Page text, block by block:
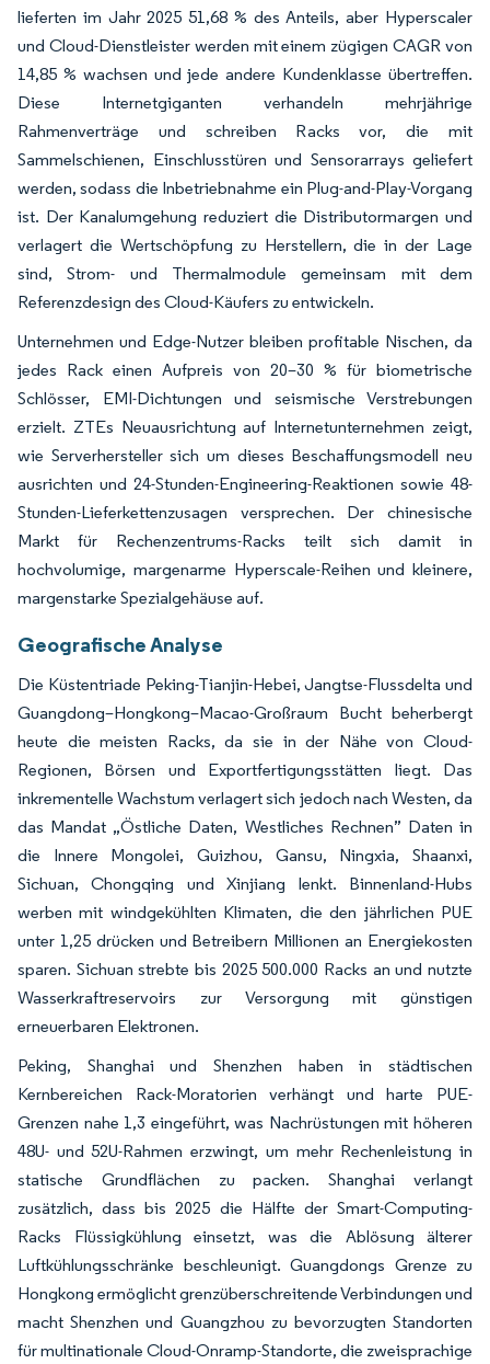
lieferten im Jahr 2025 51,68 % des Anteils, aber Hyperscaler
und Cloud-Dienstleister werden mit einem zügigen CAGR von
14,85 % wachsen und jede andere Kundenklasse übertreffen.
Diese Internetgiganten verhandeln mehrjährige
Rahmenverträge und schreiben Racks vor, die mit
Sammelschienen, Einschlusstüren und Sensorarrays geliefert
werden, sodass die Inbetriebnahme ein Plug-and-Play-Vorgang
ist. Der Kanalumgehung reduziert die Distributormargen und
verlagert die Wertschöpfung zu Herstellern, die in der Lage
sind, Strom- und Thermalmodule gemeinsam mit dem
Referenzdesign des Cloud-Käufers zu entwickeln.
Unternehmen und Edge-Nutzer bleiben profitable Nischen, da
jedes Rack einen Aufpreis von 20–30 % für biometrische
Schlösser, EMI-Dichtungen und seismische Verstrebungen
erzielt. ZTEs Neuausrichtung auf Internetunternehmen zeigt,
wie Serverhersteller sich um dieses Beschaffungsmodell neu
ausrichten und 24-Stunden-Engineering-Reaktionen sowie 48-
Stunden-Lieferkettenzusagen versprechen. Der chinesische
Markt für Rechenzentrums-Racks teilt sich damit in
hochvolumige, margenarme Hyperscale-Reihen und kleinere,
margenstarke Spezialgehäuse auf.
Geografische Analyse
Die Küstentriade Peking-Tianjin-Hebei, Jangtse-Flussdelta und
Guangdong–Hongkong–Macao-Großraum Bucht beherbergt
heute die meisten Racks, da sie in der Nähe von Cloud-
Regionen, Börsen und Exportfertigungsstätten liegt. Das
inkrementelle Wachstum verlagert sich jedoch nach Westen, da
das Mandat „Östliche Daten, Westliches Rechnen” Daten in
die Innere Mongolei, Guizhou, Gansu, Ningxia, Shaanxi,
Sichuan, Chongqing und Xinjiang lenkt. Binnenland-Hubs
werben mit windgekühlten Klimaten, die den jährlichen PUE
unter 1,25 drücken und Betreibern Millionen an Energiekosten
sparen. Sichuan strebte bis 2025 500.000 Racks an und nutzte
Wasserkraftreservoirs zur Versorgung mit günstigen
erneuerbaren Elektronen.
Peking, Shanghai und Shenzhen haben in städtischen
Kernbereichen Rack-Moratorien verhängt und harte PUE-
Grenzen nahe 1,3 eingeführt, was Nachrüstungen mit höheren
48U- und 52U-Rahmen erzwingt, um mehr Rechenleistung in
statische Grundflächen zu packen. Shanghai verlangt
zusätzlich, dass bis 2025 die Hälfte der Smart-Computing-
Racks Flüssigkühlung einsetzt, was die Ablösung älterer
Luftkühlungsschränke beschleunigt. Guangdongs Grenze zu
Hongkong ermöglicht grenzüberschreitende Verbindungen und
macht Shenzhen und Guangzhou zu bevorzugten Standorten
für multinationale Cloud-Onramp-Standorte, die zweisprachige